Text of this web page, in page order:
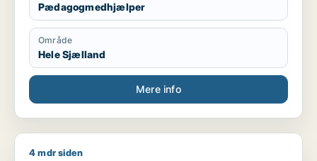
Pædagogmedhjælper
Område
Hele Sjælland
Mere info
Helena søger job som grafisk designer
4 mdr siden